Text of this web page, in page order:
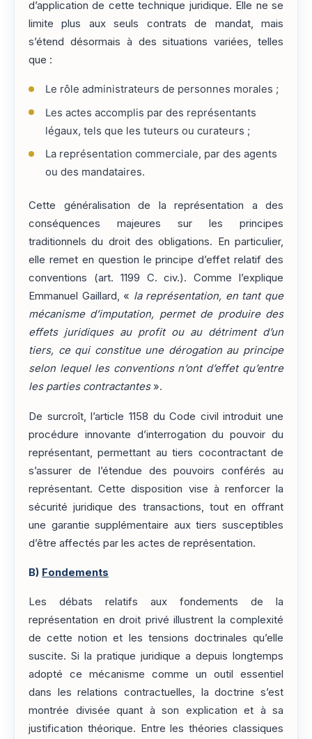
d’application de cette technique juridique. Elle ne se
limite plus aux seuls contrats de mandat, mais
s’étend désormais à des situations variées, telles
que :
Le rôle administrateurs de personnes morales ;
Les actes accomplis par des représentants
légaux, tels que les tuteurs ou curateurs ;
La représentation commerciale, par des agents
ou des mandataires.
Cette généralisation de la représentation a des
conséquences majeures sur les principes
traditionnels du droit des obligations. En particulier,
elle remet en question le principe d’effet relatif des
conventions (art. 1199 C. civ.). Comme l’explique
Emmanuel Gaillard, « la représentation, en tant que
mécanisme d’imputation, permet de produire des
effets juridiques au profit ou au détriment d’un
tiers, ce qui constitue une dérogation au principe
selon lequel les conventions n’ont d’effet qu’entre
les parties contractantes».
De surcroît, l’article 1158 du Code civil introduit une
procédure innovante d’interrogation du pouvoir du
représentant, permettant au tiers cocontractant de
s’assurer de l’étendue des pouvoirs conférés au
représentant. Cette disposition vise à renforcer la
sécurité juridique des transactions, tout en offrant
une garantie supplémentaire aux tiers susceptibles
d’être affectés par les actes de représentation.
B) Fondements
Les débats relatifs aux fondements de la
représentation en droit privé illustrent la complexité
de cette notion et les tensions doctrinales qu’elle
suscite. Si la pratique juridique a depuis longtemps
adopté ce mécanisme comme un outil essentiel
dans les relations contractuelles, la doctrine s’est
montrée divisée quant à son explication et à sa
justification théorique. Entre les théories classiques